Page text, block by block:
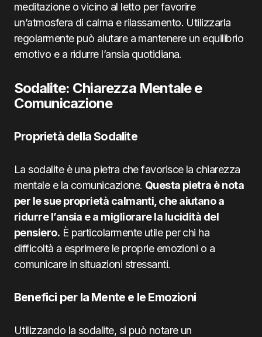
meditazione o vicino al letto per favorire
un’atmosfera di calma e rilassamento. Utilizzarla
regolarmente può aiutare a mantenere un equilibrio
emotivo e a ridurre l’ansia quotidiana.
Sodalite: Chiarezza Mentale e
Comunicazione
Proprietà della Sodalite
La sodalite è una pietra che favorisce la chiarezza
mentale e la comunicazione. Questa pietra è nota
per le sue proprietà calmanti, che aiutano a
ridurre l’ansia e a migliorare la lucidità del
pensiero. È particolarmente utile per chi ha
difficoltà a esprimere le proprie emozioni o a
comunicare in situazioni stressanti.
Benefici per la Mente e le Emozioni
Utilizzando la sodalite, si può notare un